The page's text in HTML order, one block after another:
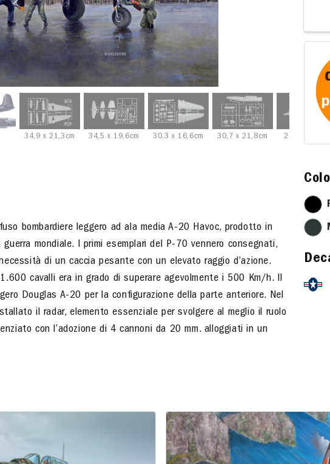
34,9 x 21,3cm 34,5 x 19,6cm 30,3 x 16,6cm 30,7 x 21,8cm 26,1 x 5,8cm
bombardiere leggero ad ala media A-20 Havoc, prodotto in
mondiale. I primi esemplari del P-70 vennero consegnati,
di un caccia pesante con un elevato raggio d’azione.
cavalli era in grado di superare agevolmente i 500 Km/h. Il
Douglas A-20 per la configurazione della parte anteriore. Nel
il radar, elemento essenziale per svolgere al meglio il ruolo
con l’adozione di 4 cannoni da 20 mm. alloggiati in un